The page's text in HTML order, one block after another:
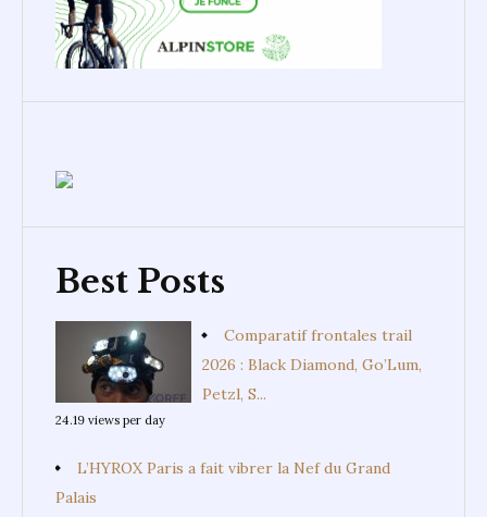
Best Posts
Comparatif frontales trail
2026 : Black Diamond, Go’Lum,
Petzl, S...
24.19 views per day
L’HYROX Paris a fait vibrer la Nef du Grand
Palais